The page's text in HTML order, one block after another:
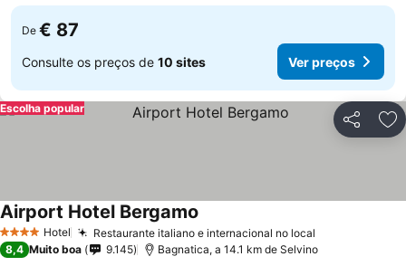
De € 87
Consulte os preços de 10 sites Ver preços
Partilhar
Escolha popular
4 EstrelasHotel Restaurante italiano e internacional no local
Airport Hotel Bergamo
8,4 Muito boa 9.145 Bagnatica, a 14.1 km de Selvino